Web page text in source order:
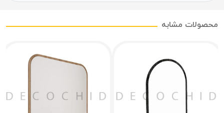
محصولات مشابه